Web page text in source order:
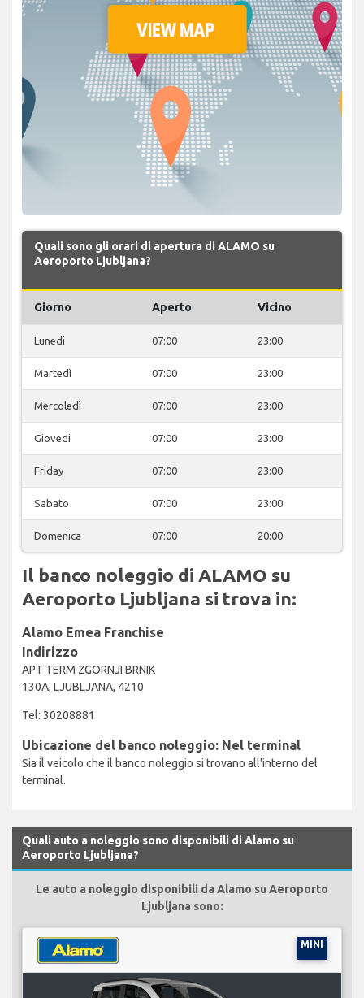
Quali sono gli orari di apertura di ALAMO su
Aeroporto Ljubljana?
Giorno Aperto Vicino
Lunedi 07:00 23:00
Martedì 07:00 23:00
Mercoledì 07:00 23:00
Giovedi 07:00 23:00
Friday 07:00 23:00
Sabato 07:00 23:00
Domenica 07:00 20:00
Il banco noleggio di ALAMO su
Aeroporto Ljubljana si trova in:
Alamo Emea Franchise
Indirizzo
APT TERM ZGORNJI BRNIK
130A, LJUBLJANA, 4210
Tel: 30208881
Ubicazione del banco noleggio: Nel terminal
Sia il veicolo che il banco noleggio si trovano all'interno del
terminal.
Quali auto a noleggio sono disponibili di Alamo su
Aeroporto Ljubljana?
Le auto a noleggio disponibili da Alamo su Aeroporto
Ljubljana sono:
MINI